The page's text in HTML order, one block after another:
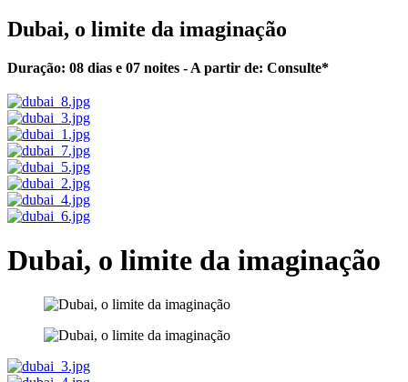
Dubai, o limite da imaginação
Duração: 08 dias e 07 noites - A partir de: Consulte*
Dubai, o limite da imaginação